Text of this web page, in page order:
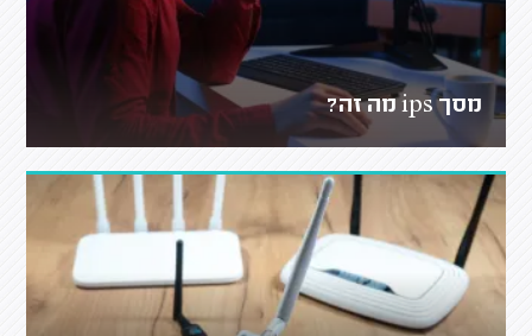
מסך ips מה זה?